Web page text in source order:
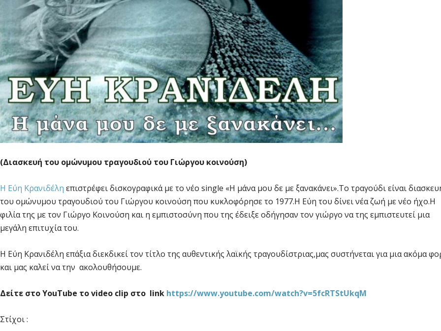
(Διασκευή του ομώνυμου τραγουδιού του Γιώργου κοινούση)
Η Εύη Κρανιδέλη επιστρέφει δισκογραφικά με το νέο single «Η μάνα μου δε με ξανακάνει».Το τραγούδι είναι
του ομώνυμου τραγουδιού του Γιώργου κοινούση που κυκλοφόρησε το 1977.Η Εύη του δίνει νέα ζωή με νέο ήχο.Η
φιλία της με τον Γιώργο Κοινούση και η εμπιστοσύνη που της έδειξε οδήγησαν τον γιώργο να της εμπιστευτεί μια
μεγάλη επιτυχία του.
Η Εύη Κρανιδέλη επάξια διεκδικεί τον τίτλο της αυθεντικής λαϊκής τραγουδίστριας,μας συστήνεται για μια ακόμα
και μας καλεί να την ακολουθήσουμε.
Δείτε στο ΥouΤube το video clip στο link https://www.youtube.com/watch?v=5fcRTStUkqM
Στίχοι :